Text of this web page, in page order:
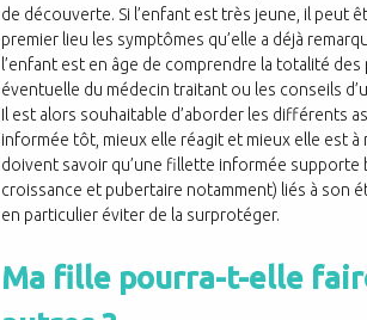
de découverte. Si l’enfant est très jeune, il peut
premier lieu les symptômes qu’elle a déjà
l’enfant est en âge de comprendre la totalité
éventuelle du médecin traitant ou les conseils
Il est alors souhaitable d’aborder les différents
informée tôt, mieux elle réagit et mieux elle est
doivent savoir qu’une fillette informée supporte
croissance et pubertaire notamment) liés à son
en particulier éviter de la surprotéger.
Ma fille pourra-t-elle